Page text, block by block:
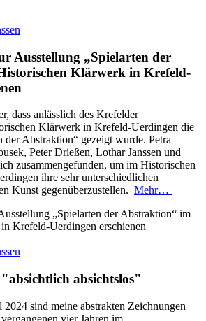
Ausstellung „Spielarten der
Klärwerk in Krefeld-
dass anlässlich des Krefelder
Klärwerk in Krefeld-Uerdingen die
der Abstraktion“ gezeigt wurde. Petra
Peter Drießen, Lothar Janssen und
zusammengefunden, um im Historischen
ihre sehr unterschiedlichen
Kunst gegenüberzustellen. Mehr…
absichtslos"
sind meine abstrakten Zeichnungen
vier Jahren im